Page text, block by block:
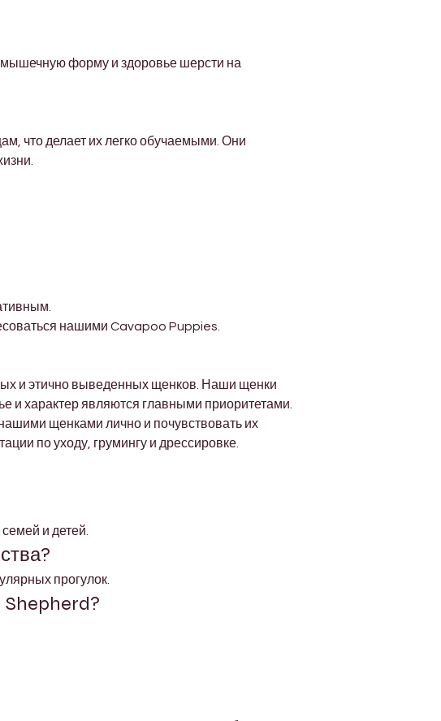
форму и здоровье шерсти на
что делает их легко обучаемыми. Они
нашими Cavapoo Puppies.
и этично выведенных щенков. Наши щенки
и характер являются главными приоритетами.
щенками лично и почувствовать их
по уходу, грумингу и дрессировке.
и детей.
прогулок.
Shepherd?